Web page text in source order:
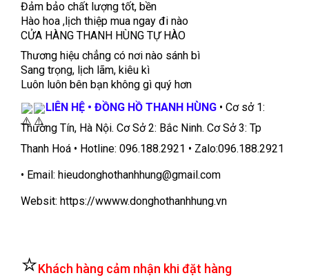
Đảm bảo chất lượng tốt, bền
Hào hoa ,lịch thiệp mua ngay đi nào
CỬA HÀNG THANH HÙNG TỰ HÀO
Thương hiệu chẳng có nơi nào sánh bì
Sang trọng, lịch lãm, kiêu kì
Luôn luôn bên bạn không gì quý hơn
LIÊN HỆ • ĐỒNG HỒ THANH HÙNG • Cơ sở 1:
Thường Tín, Hà Nội. Cơ Sở 2: Bắc Ninh. Cơ Sở 3: Tp
Thanh Hoá • Hotline: 096.188.2921 • Zalo:096.188.2921
• Email: hieudonghothanhhung@gmail.com
Websit: https://wwww.donghothanhhung.vn
⭐Khách hàng cảm nhận khi đặt hàng